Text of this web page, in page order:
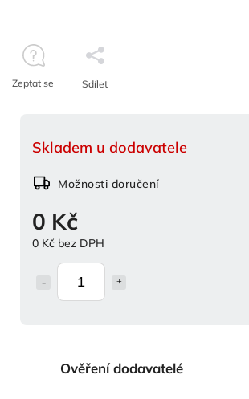
0 Kč
0 Kč bez DPH
Skladem u dodavatele
Možnosti doručení
Zeptat se Sdílet
Ověření dodavatelé